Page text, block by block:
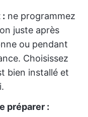
: ne programmez
juste après
ou pendant
Choisissez
bien installé et
préparer :